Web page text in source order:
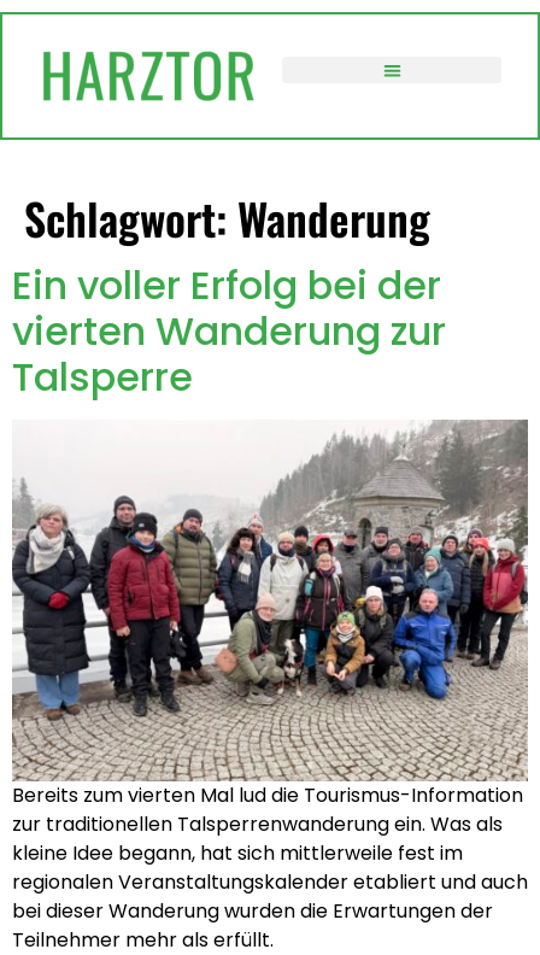
Schlagwort: Wanderung
Ein voller Erfolg bei der
vierten Wanderung zur
Talsperre
Bereits zum vierten Mal lud die Tourismus-Information
zur traditionellen Talsperrenwanderung ein. Was als
kleine Idee begann, hat sich mittlerweile fest im
regionalen Veranstaltungskalender etabliert und auch
bei dieser Wanderung wurden die Erwartungen der
Teilnehmer mehr als erfüllt.